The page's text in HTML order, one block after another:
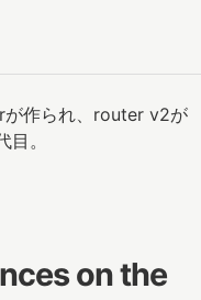
作られ、router v2が
。
on the